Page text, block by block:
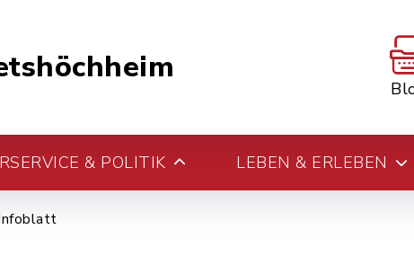
& POLITIK LEBEN & ERLEBEN